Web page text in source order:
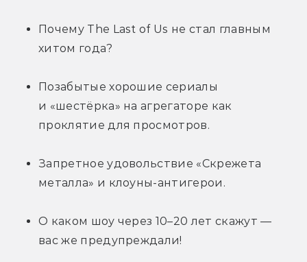
Почему The Last of Us не стал главным
хитом года?
Позабытые хорошие сериалы
и «шестёрка» на агрегаторе как
проклятие для просмотров.
Запретное удовольствие «Скрежета
металла» и клоуны-антигерои.
О каком шоу через 10–20 лет скажут —
вас же предупреждали!